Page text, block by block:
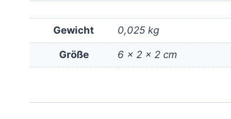
Gewicht 0,025 kg
Größe 6 × 2 × 2 cm